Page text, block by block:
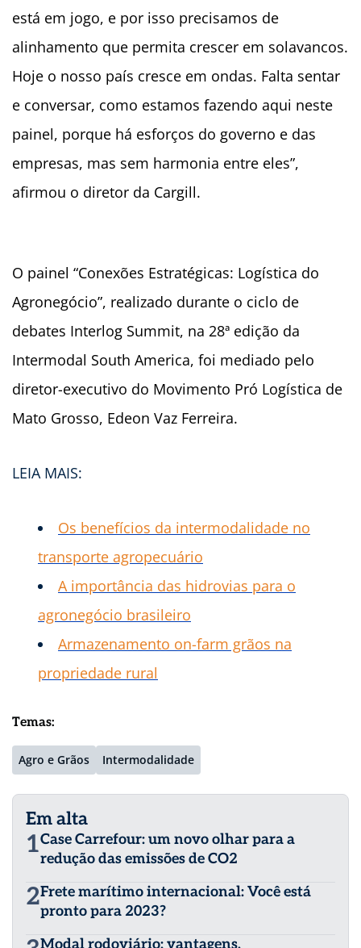
está em jogo, e por isso precisamos de
alinhamento que permita crescer em solavancos.
Hoje o nosso país cresce em ondas. Falta sentar
e conversar, como estamos fazendo aqui neste
painel, porque há esforços do governo e das
empresas, mas sem harmonia entre eles”,
afirmou o diretor da Cargill.
O painel “Conexões Estratégicas: Logística do
Agronegócio”, realizado durante o ciclo de
debates Interlog Summit, na 28ª edição da
Intermodal South America, foi mediado pelo
diretor-executivo do Movimento Pró Logística de
Mato Grosso, Edeon Vaz Ferreira.
LEIA MAIS:
Os benefícios da intermodalidade no
transporte agropecuário
A importância das hidrovias para o
agronegócio brasileiro
Armazenamento on-farm grãos na
propriedade rural
Temas:
Agro e Grãos Intermodalidade
Em alta
1Case Carrefour: um novo olhar para a
redução das emissões de CO2
2Frete marítimo internacional: Você está
pronto para 2023?
Modal rodoviário: vantagens,